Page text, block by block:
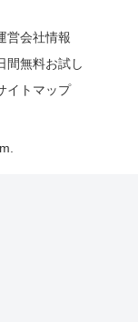
営会社情報
間無料お試し
イトマップ